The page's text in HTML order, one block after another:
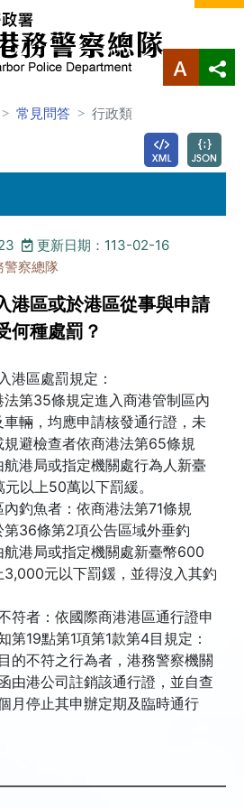
常見問答 行政類
更新日期：113-02-16
警察總隊
港區或於港區從事與申請
何種處罰？
港區處罰規定：
法第35條規定進入商港管制區內
車輛，均應申請核發通行證，未
規避檢查者依商港法第65條規
航港局或指定機關處行為人新臺
元以上50萬以下罰緩。
內釣魚者：依商港法第71條規
第36條第2項公告區域外垂釣
航港局或指定機關處新臺幣600
3,000元以下罰鍰，並得沒入其釣
符者：依國際商港港區通行證申
第19點第1項第1款第4目規定：
的不符之行為者，港務警察機關
由港公司註銷該通行證，並自查
月停止其申辦定期及臨時通行